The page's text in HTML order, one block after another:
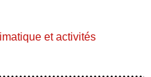
et activités